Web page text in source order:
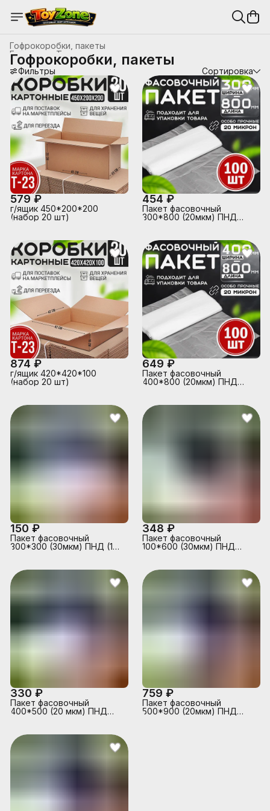
Гофрокоробки, пакеты
Товары для праздника и упаковка
Главная
Гофрокоробки, пакеты
Фильтры Сортировка
579 ₽
г/ящик 450*200*200
(набор 20 шт)
454 ₽
Пакет фасовочный
300*800 (20мкм) ПНД
874 ₽
г/ящик 420*420*100
(набор 20 шт)
649 ₽
Пакет фасовочный
400*800 (20мкм) ПНД
150 ₽
Пакет фасовочный
300*300 (30мкм) ПНД (100
348 ₽
Пакет фасовочный
100*600 (30мкм) ПНД
330 ₽
Пакет фасовочный
400*500 (20 мкм) ПНД
759 ₽
Пакет фасовочный
500*900 (20мкм) ПНД